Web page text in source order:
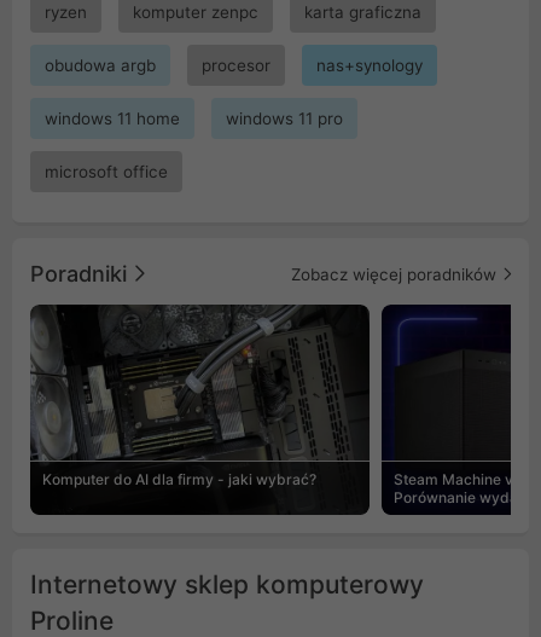
ryzen komputer zenpc karta graficzna
obudowa argb procesor nas+synology
windows 11 home windows 11 pro
microsoft office
Poradniki Zobacz więcej poradników
Komputer do AI dla firmy - jaki wybrać?
Steam Machine vs
Porównanie
Internetowy sklep komputerowy
Proline